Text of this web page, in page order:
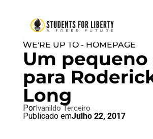
BRAZIL BLOG SFL BLOG
WE'RE UP TO - HOMEPAGE
Um pequeno
para
Long
PorIvanildo Terceiro
Publicado emJulho 22, 2017